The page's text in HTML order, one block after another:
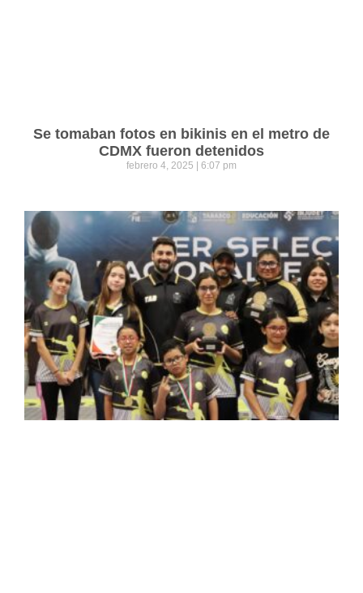
Se tomaban fotos en bikinis en el metro de
CDMX fueron detenidos
febrero 4, 2025 6:07 pm